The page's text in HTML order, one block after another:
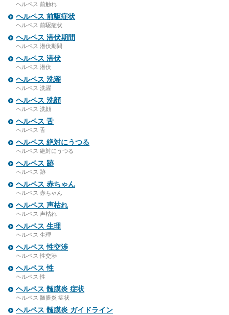
ヘルペス 前触れ
ヘルペス 前駆症状
ヘルペス 前駆症状
ヘルペス 潜伏期間
ヘルペス 潜伏期間
ヘルペス 潜伏
ヘルペス 潜伏
ヘルペス 洗濯
ヘルペス 洗濯
ヘルペス 洗顔
ヘルペス 洗顔
ヘルペス 舌
ヘルペス 舌
ヘルペス 絶対にうつる
ヘルペス 絶対にうつる
ヘルペス 跡
ヘルペス 跡
ヘルペス 赤ちゃん
ヘルペス 赤ちゃん
ヘルペス 声枯れ
ヘルペス 声枯れ
ヘルペス 生理
ヘルペス 生理
ヘルペス 性交渉
ヘルペス 性交渉
ヘルペス 性
ヘルペス 性
ヘルペス 髄膜炎 症状
ヘルペス 髄膜炎 症状
ヘルペス 髄膜炎 ガイドライン